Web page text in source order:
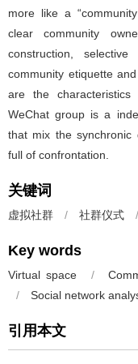
more like a
clear community
construction,
community etiquette
are the
WeChat group is a
that mix the synchronic
full of confrontation.
关键词
虚拟社群 / 社群仪式 /
Key words
Virtual space /
/
Social network
引用本文